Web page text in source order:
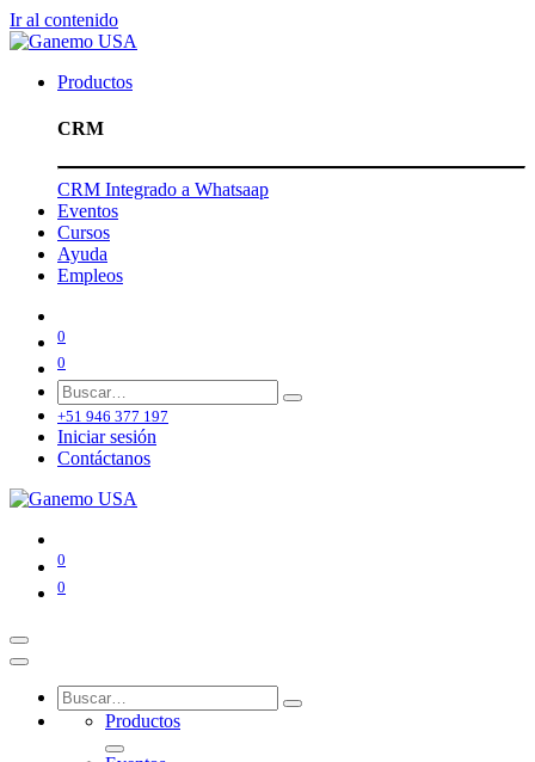
Ir al contenido
Productos
CRM
CRM Integrado a Whatsaap
Eventos
Cursos
Ayuda
Empleos
0
0
+51 946 377 197
Iniciar sesión
Contáctanos
0
0
Productos